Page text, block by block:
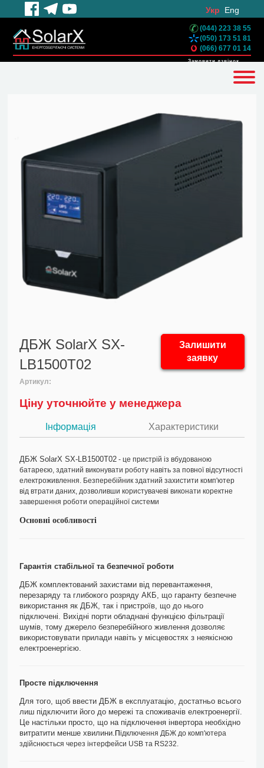
Укр Eng
(044) 223 38 55
(050) 173 51 81
(066) 677 01 14
Замовити дзвінок
ДБЖ SolarX SX-
LB1500T02
Залишити
заявку
Артикул:
Ціну уточнюйте у менеджера
Інформація Характеристики
ДБЖ SolarX SX-LB1500T02 - це пристрій із вбудованою
батареєю, здатний виконувати роботу навіть за повної відсутності
електроживлення. Безперебійник здатний захистити комп'ютер
від втрати даних, дозволивши користувачеві виконати коректне
завершення роботи операційної системи
Основні особливості
Гарантія стабільної та безпечної роботи
ДБЖ комплектований захистами від перевантаження,
перезаряду та глибокого розряду АКБ, що гаранту безпечне
використання як ДБЖ, так і пристроїв, що до нього
підключені. Вихідні порти обладнані функцією фільтрації
шумів, тому джерело безперебійного живлення дозволяє
використовувати прилади навіть у місцевостях з неякісною
електроенергією.
Просте підключення
Для того, щоб ввести ДБЖ в експлуатацію, достатньо всього
лиш підключити його до мережі та споживачів електроенергії.
Це настільки просто, що на підключення інвертора необхідно
витратити менше хвилини. Підключення ДБЖ до комп'ютера
здійснюється через інтерфейси USB та RS232.